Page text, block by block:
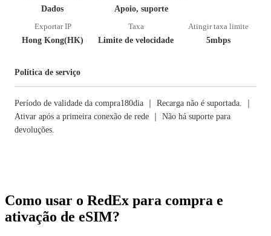
Dados
Apoio, suporte
Exportar IP
Hong Kong(HK)
Taxa
Limite de velocidade
Atingir taxa limite
5mbps
Política de serviço
Período de validade da compra180dia ｜ Recarga não é suportada. ｜
Ativar após a primeira conexão de rede ｜ Não há suporte para
devoluções.
Como usar o RedEx para compra e
ativação de eSIM?